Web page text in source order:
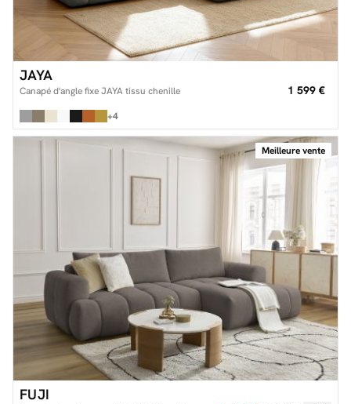
JAYA
Canapé d'angle fixe JAYA tissu chenille 1 599 €
+4
Meilleure vente
FUJI